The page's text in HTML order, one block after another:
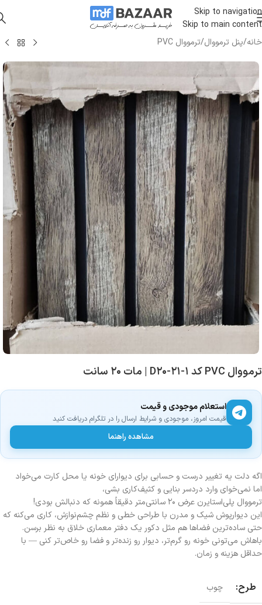
Skip to navigation
Skip to main content
خانه/پنل ترمووال/ترمووال PVC
ترمووال PVC کد D۲۰-۲۱-۱ | مات ۲۰ سانت
استعلام موجودی و قیمت
قیمت امروز، موجودی و شرایط ارسال را در تلگرام دریافت کنید
مشاهده راهنما
اگه دلت یه تغییر درست و حسابی برای دیوارای خونه یا محل کارت می‌خواد
اما نمی‌خوای وارد دردسر بنایی و کثیف‌کاری بشی،
ترمووال پلی‌استایرن عرض ۲۰ سانتی‌متر دقیقاً همونه که دنبالش بودی!
این دیوارپوش شیک و مدرن با طراحی خطی و نظم چشم‌نوازش، کاری می‌کنه که
حتی ساده‌ترین فضاها هم مثل دکور یک دفتر معماری خلاق به نظر برسن.
باهاش می‌تونی خونه رو گرم‌تر، دیوار رو زنده‌تر و فضا رو خاص‌تر کنی — با
حداقل هزینه و زمان.
طرح: چوب